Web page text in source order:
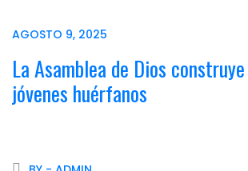
AGOSTO 9, 2025
La Asamblea de Dios
jóvenes huérfanos